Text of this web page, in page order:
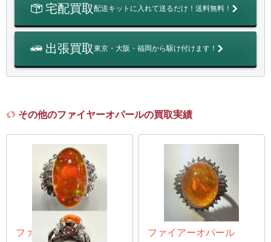
宅配買取配送キットに入れて送るだけ！送料無料！
出張買取東京・大阪・福岡から駆け付けます！
その他のファイヤーオパールの買取実績
ファイアオパール
ファイアーオパール